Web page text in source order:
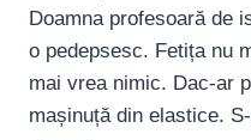
Doamna profesoară de
o pedepsesc. Fetița nu
mai vrea nimic. Dac-ar
mașinuță din elastice.